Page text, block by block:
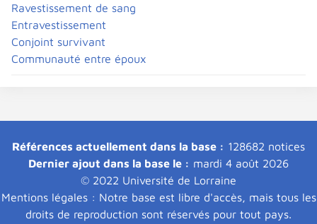
Ravestissement de sang
Entravestissement
Conjoint survivant
Communauté entre époux
Références actuellement dans la base : 128682 notices
Dernier ajout dans la base le : mardi 4 août 2026
© 2022 Université de Lorraine
Mentions légales : Notre base est libre d'accès, mais tous les
droits de reproduction sont réservés pour tout pays.